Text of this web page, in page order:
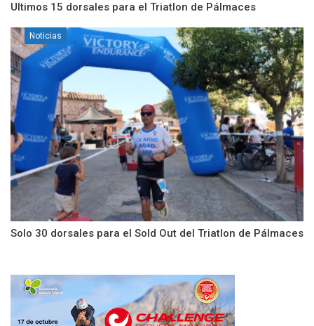
Ultimos 15 dorsales para el Triatlon de Pálmaces
Noticias
Solo 30 dorsales para el Sold Out del Triatlon de Pálmaces